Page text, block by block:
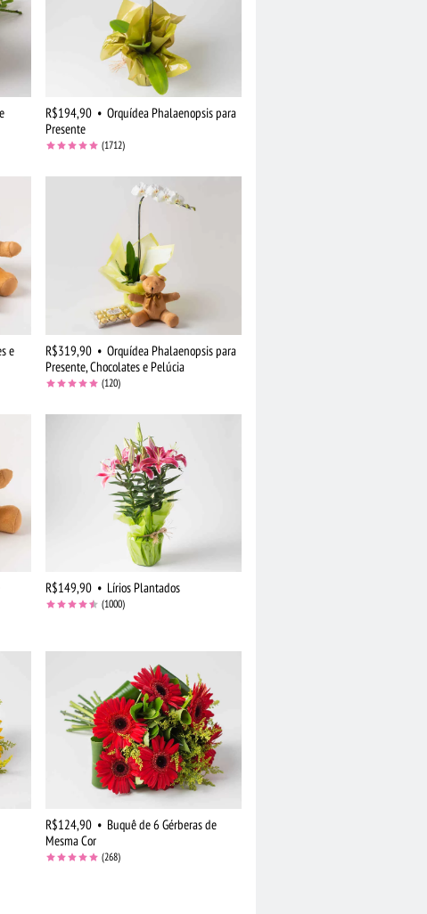
R$194,90 • Orquídea Phalaenopsis para
Presente
(1712)
e
R$319,90 • Orquídea Phalaenopsis para
Presente, Chocolates e Pelúcia
(120)
R$149,90 • Lírios Plantados
(1000)
R$124,90 • Buquê de 6 Gérberas de
Mesma Cor
(268)